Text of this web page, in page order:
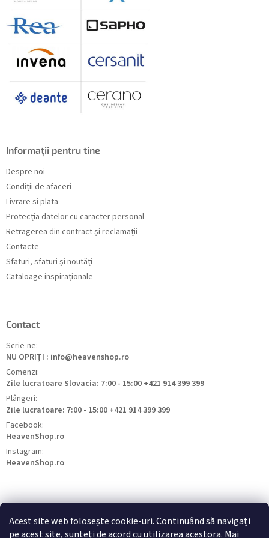
Acest site web folosește cookie-uri. Continuând să navigați
pe acest site, sunteți de acord cu utilizarea acestora. Mai
Informații pentru tine
Despre noi
Condiții de afaceri
Livrare si plata
Protecția datelor cu caracter personal
Retragerea din contract și reclamații
Contacte
Sfaturi, sfaturi și noutăți
Cataloage inspiraționale
Contact
Scrie-ne:
NU OPRIȚI : info@heavenshop.ro
Comenzi:
Zile lucratoare Slovacia: 7:00 - 15:00 +421 914 399 399
Plângeri:
Zile lucratoare: 7:00 - 15:00 +421 914 399 399
Facebook:
HeavenShop.ro
Instagram:
HeavenShop.ro